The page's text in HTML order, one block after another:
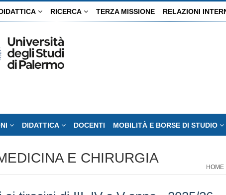
RICERCA TERZA MISSIONE RELAZIONI
DIDATTICA DOCENTI MOBILITÀ E BORSE DI STUDIO
E CHIRURGIA
HOME